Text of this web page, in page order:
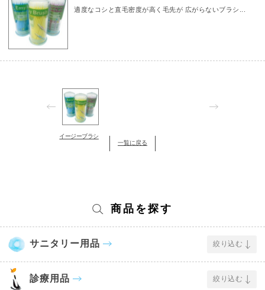
適度なコシと直毛密度が高く毛先が 広がらないブラシ...
イージーブラシ
一覧に戻る
商品を探す
サニタリー用品 絞り込む
診療用品 絞り込む